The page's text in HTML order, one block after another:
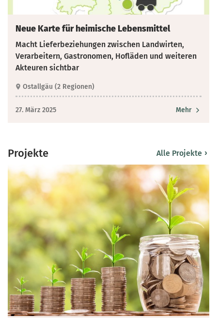
Neue Karte für heimische Lebensmittel
Macht Lieferbeziehungen zwischen Landwirten,
Verarbeitern, Gastronomen, Hofläden und weiteren
Akteuren sichtbar
Ostallgäu (2 Regionen)
27. März 2025 Mehr
Projekte Alle Projekte ›